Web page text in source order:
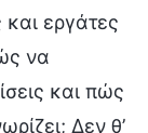
εργάτες
να
και πώς
Δεν θ’